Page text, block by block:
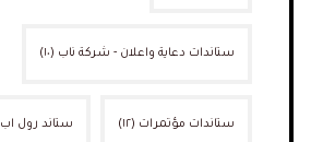
ستاندات دعاية واعلان - شركة ناب (١٠)
ستاندات مؤتمرات (١٢) ستاند رول اب